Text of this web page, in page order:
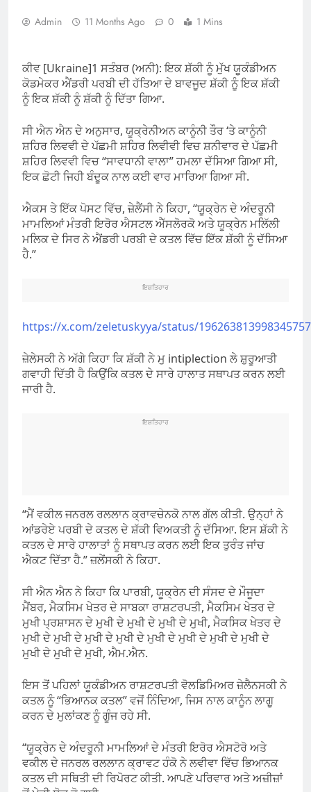
Admin 11 Months Ago 0 1 Mins
ਕੀਵ [Ukraine]1 ਸਤੰਬਰ (ਅਨੀ): ਇਕ ਸ਼ੱਕੀ ਨੂੰ ਮੁੱਖ ਯੂਕੰਡੀਅਨ
ਕੋਡਮੇਕਰ ਐਂਡਰੀ ਪਰਬੀ ਦੀ ਹੱਤਿਆ ਦੇ ਬਾਵਜੂਦ ਸ਼ੱਕੀ ਨੂੰ ਇਕ ਸ਼ੱਕੀ
ਨੂੰ ਇਕ ਸ਼ੱਕੀ ਨੂੰ ਸ਼ੱਕੀ ਨੂੰ ਦਿੱਤਾ ਗਿਆ.
ਸੀ ਐਨ ਐਨ ਦੇ ਅਨੁਸਾਰ, ਯੂਕ੍ਰੇਨੀਅਨ ਕਾਨੂੰਨੀ ਤੌਰ ‘ਤੇ ਕਾਨੂੰਨੀ
ਸ਼ਹਿਰ ਲਿਵਵੀ ਦੇ ਪੱਛਮੀ ਸ਼ਹਿਰ ਲਿਵੀਵੀ ਵਿਚ ਸ਼ਨੀਵਾਰ ਦੇ ਪੱਛਮੀ
ਸ਼ਹਿਰ ਲਿਵਵੀ ਵਿਚ “ਸਾਵਧਾਨੀ ਵਾਲਾ” ਹਮਲਾ ਦੱਸਿਆ ਗਿਆ ਸੀ,
ਇਕ ਛੋਟੀ ਜਿਹੀ ਬੰਦੂਕ ਨਾਲ ਕਈ ਵਾਰ ਮਾਰਿਆ ਗਿਆ ਸੀ.
ਐਕਸ ਤੇ ਇੱਕ ਪੋਸਟ ਵਿੱਚ, ਜ਼ੇਲੈਂਸੀ ਨੇ ਕਿਹਾ, “ਯੂਕ੍ਰੇਨ ਦੇ ਅੰਦਰੂਨੀ
ਮਾਮਲਿਆਂ ਮੰਤਰੀ ਇਰੋਰ ਐਸਟਲ ਐੱਸਲੋਰਕੋ ਅਤੇ ਯੂਕ੍ਰੇਨ ਮਲਿੱਲੀ
ਮਲਿਕ ਦੇ ਸਿਰ ਨੇ ਐਂਡਰੀ ਪਰਬੀ ਦੇ ਕਤਲ ਵਿੱਚ ਇੱਕ ਸ਼ੱਕੀ ਨੂੰ ਦੱਸਿਆ
ਹੈ.”
ਇਸ਼ਤਿਹਾਰ
https://x.com/zeletuskyya/status/
ਜ਼ੇਲੇਸਕੀ ਨੇ ਅੱਗੇ ਕਿਹਾ ਕਿ ਸ਼ੱਕੀ ਨੇ ਮੁ intiplection ਲੇ ਸ਼ੁਰੂਆਤੀ
ਗਵਾਹੀ ਦਿੱਤੀ ਹੈ ਕਿਉਂਕਿ ਕਤਲ ਦੇ ਸਾਰੇ ਹਾਲਾਤ ਸਥਾਪਤ ਕਰਨ ਲਈ
ਜਾਰੀ ਹੈ.
ਇਸ਼ਤਿਹਾਰ
“ਮੈਂ ਵਕੀਲ ਜਨਰਲ ਰਲਲਾਨ ਕ੍ਰਾਵਚੇਨਕੋ ਨਾਲ ਗੱਲ ਕੀਤੀ. ਉਨ੍ਹਾਂ ਨੇ
ਆਂਡਰੇਏ ਪਰਬੀ ਦੇ ਕਤਲ ਦੇ ਸ਼ੱਕੀ ਵਿਅਕਤੀ ਨੂੰ ਦੱਸਿਆ. ਇਸ ਸ਼ੱਕੀ ਨੇ
ਕਤਲ ਦੇ ਸਾਰੇ ਹਾਲਾਤਾਂ ਨੂੰ ਸਥਾਪਤ ਕਰਨ ਲਈ ਇਕ ਤੁਰੰਤ ਜਾਂਚ
ਐਕਟ ਦਿੱਤਾ ਹੈ.” ਜ਼ਲੇਂਸਕੀ ਨੇ ਕਿਹਾ.
ਸੀ ਐਨ ਐਨ ਨੇ ਕਿਹਾ ਕਿ ਪਾਰਬੀ, ਯੂਕ੍ਰੇਨ ਦੀ ਸੰਸਦ ਦੇ ਮੌਜੂਦਾ
ਮੈਂਬਰ, ਮੈਕਸਿਮ ਖੇਤਰ ਦੇ ਸਾਬਕਾ ਰਾਸ਼ਟਰਪਤੀ, ਮੈਕਸਿਮ ਖੇਤਰ ਦੇ
ਮੁਖੀ ਪ੍ਰਸ਼ਾਸਨ ਦੇ ਮੁਖੀ ਦੇ ਮੁਖੀ ਦੇ ਮੁਖੀ ਦੇ ਮੁਖੀ, ਮੈਕਸਿਕ ਖੇਤਰ ਦੇ
ਮੁਖੀ ਦੇ ਮੁਖੀ ਦੇ ਮੁਖੀ ਦੇ ਮੁਖੀ ਦੇ ਮੁਖੀ ਦੇ ਮੁਖੀ ਦੇ ਮੁਖੀ ਦੇ ਮੁਖੀ ਦੇ
ਮੁਖੀ ਦੇ ਮੁਖੀ ਦੇ ਮੁਖੀ, ਐਮ.ਐਨ.
ਇਸ ਤੋਂ ਪਹਿਲਾਂ ਯੂਕੰਡੀਅਨ ਰਾਸ਼ਟਰਪਤੀ ਵੋਲਡਿਮਿਅਰ ਜ਼ੇਲੈਨਸਕੀ ਨੇ
ਕਤਲ ਨੂੰ “ਭਿਆਨਕ ਕਤਲ” ਵਜੋਂ ਨਿੰਦਿਆ, ਜਿਸ ਨਾਲ ਕਾਨੂੰਨ ਲਾਗੂ
ਕਰਨ ਦੇ ਮੁਲਾਂਕਣ ਨੂੰ ਗੂੰਜ ਰਹੇ ਸੀ.
“ਯੂਕ੍ਰੇਨ ਦੇ ਅੰਦਰੂਨੀ ਮਾਮਲਿਆਂ ਦੇ ਮੰਤਰੀ ਇਰੋਰ ਐਸਟੋਰੋ ਅਤੇ
ਵਕੀਲ ਦੇ ਜਨਰਲ ਰਲਲਾਨ ਕ੍ਰਾਵਟ ਹੰਕੋ ਨੇ ਲਵੀਵਾ ਵਿੱਚ ਭਿਆਨਕ
ਕਤਲ ਦੀ ਸਥਿਤੀ ਦੀ ਰਿਪੋਰਟ ਕੀਤੀ. ਆਪਣੇ ਪਰਿਵਾਰ ਅਤੇ ਅਜ਼ੀਜ਼ਾਂ